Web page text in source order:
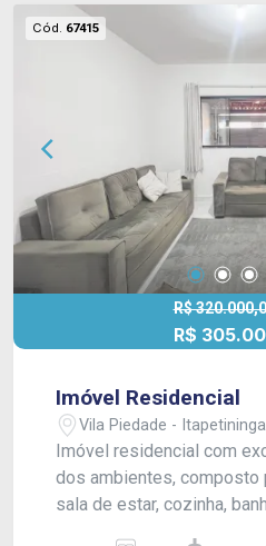
sonhos em um ambiente
Cód. 67415
R$
R$
Imóvel Residencial
Vila Piedade -
Imóvel residencial com
dos ambientes, composto
sala de estar, cozinha,